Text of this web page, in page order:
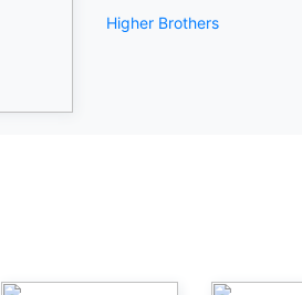
Higher Brothers